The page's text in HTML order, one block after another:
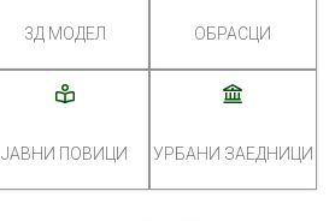
3Д МОДЕЛ ОБРАСЦИ
ЈАВНИ ПОВИЦИ УРБАНИ ЗАЕДНИЦИ